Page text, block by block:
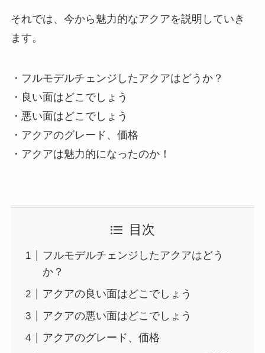
それでは、今から魅力的なアクアを説明していき
ます。
・フルモデルチェンジしたアクアはどうか？
・良い面はどこでしょう
・悪い面はどこでしょう
・アクアのグレード、価格
・アクアは魅力的になったのか！
目次
フルモデルチェンジしたアクアはどう
か？
アクアの良い面はどこでしょう
アクアの悪い面はどこでしょう
アクアのグレード、価格